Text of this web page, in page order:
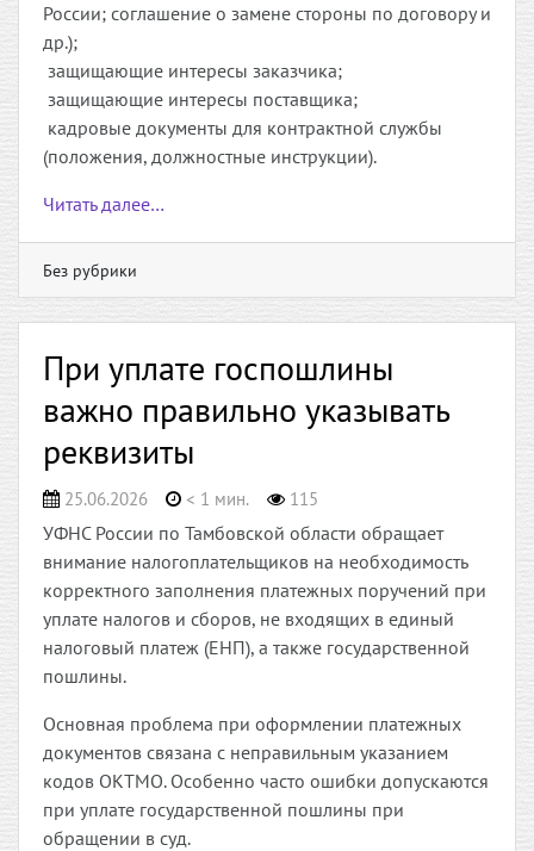
России; соглашение о замене стороны по договору и
др.);
защищающие интересы заказчика;
защищающие интересы поставщика;
кадровые документы для контрактной службы
(положения, должностные инструкции).
Читать далее…
Без рубрики
При уплате госпошлины
важно правильно указывать
реквизиты
25.06.2026 < 1 мин. 115
УФНС России по Тамбовской области обращает
внимание налогоплательщиков на необходимость
корректного заполнения платежных поручений при
уплате налогов и сборов, не входящих в единый
налоговый платеж (ЕНП), а также государственной
пошлины.
Основная проблема при оформлении платежных
документов связана с неправильным указанием
кодов ОКТМО. Особенно часто ошибки допускаются
при уплате государственной пошлины при
обращении в суд.